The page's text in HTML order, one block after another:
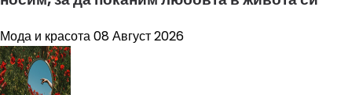
Мода и красота08 Август 2026